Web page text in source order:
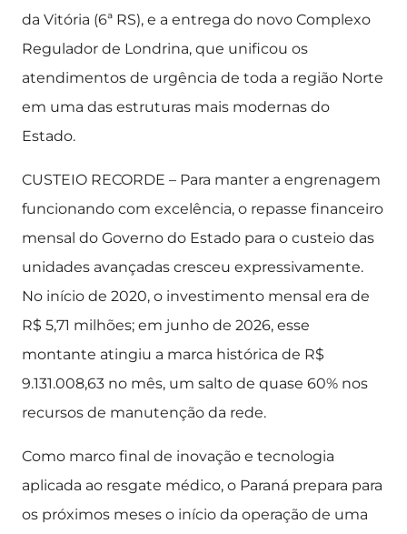
da Vitória (6ª RS), e a entrega do novo Complexo
Regulador de Londrina, que unificou os
atendimentos de urgência de toda a região Norte
em uma das estruturas mais modernas do
Estado.
CUSTEIO RECORDE – Para manter a engrenagem
funcionando com excelência, o repasse financeiro
mensal do Governo do Estado para o custeio das
unidades avançadas cresceu expressivamente.
No início de 2020, o investimento mensal era de
R$ 5,71 milhões; em junho de 2026, esse
montante atingiu a marca histórica de R$
9.131.008,63 no mês, um salto de quase 60% nos
recursos de manutenção da rede.
Como marco final de inovação e tecnologia
aplicada ao resgate médico, o Paraná prepara para
os próximos meses o início da operação de uma